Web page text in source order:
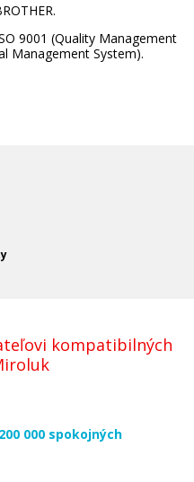
9001 (Quality Management
Management System).
kompatibilných
200 000 spokojných